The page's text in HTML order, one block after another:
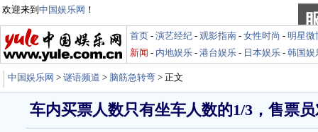
欢迎来到 中国娱乐网 ！
首页 - 演艺经纪 - 观影指南 - 女性时尚 - 明星微
新闻 - 内地娱乐 - 港台娱乐 - 日本娱乐 - 韩国娱
中国娱乐网 > 谜语频道 > 脑筋急转弯 > 正文
车内买票人数只有坐车人数的1/3，售票